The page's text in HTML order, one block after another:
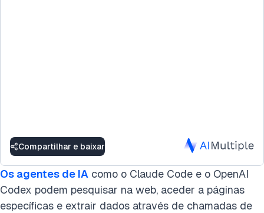
Compartilhar e baixar
Os agentes de IA como o Claude Code e o OpenAI
Codex podem pesquisar na web, aceder a páginas
específicas e extrair dados através de chamadas de